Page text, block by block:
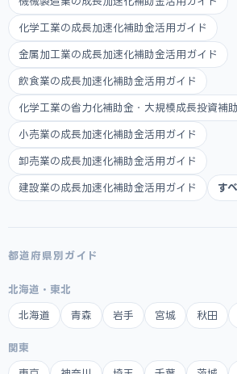
化学工業の成長加速化補助金活用ガイド
金属加工業の成長加速化補助金活用ガイド
飲食業の成長加速化補助金活用ガイド
化学工業の省力化補助金・大規模成長投資補
小売業の成長加速化補助金活用ガイド
卸売業の成長加速化補助金活用ガイド
建設業の成長加速化補助金活用ガイド す
都道府県別ガイド
北海道・東北
北海道 青森 岩手 宮城 秋田
関東